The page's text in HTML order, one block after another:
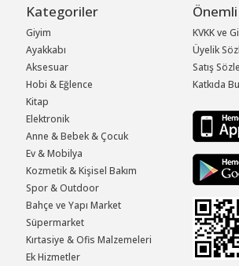
Kategoriler
Giyim
Ayakkabı
Aksesuar
Hobi & Eğlence
Kitap
Elektronik
Anne & Bebek & Çocuk
Ev & Mobilya
Kozmetik & Kişisel Bakım
Spor & Outdoor
Bahçe ve Yapı Market
Süpermarket
Kırtasiye & Ofis Malzemeleri
Ek Hizmetler
KVKK ve
Üyelik
Satış
Katkıda